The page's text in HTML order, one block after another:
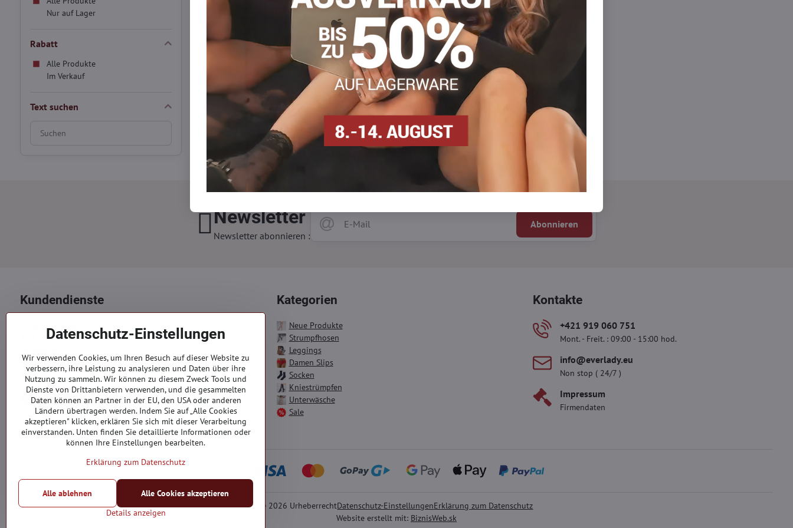
Lagernd
23,90 € Ansehen
Auf Bestellung
23,90 € Ansehen
Nur auf Lager
Rabatt
Alle Produkte
Im Verkauf
Text suchen
Suchfilterergebnisse
Newsletter
Newsletter abonnieren :
Abonnieren
Kundendienste
Reklamation
Kontakte
Bestellungen
Bestellstatus
Kategorien
Neue Produkte
Strumpfhosen
Leggings
Damen Slips
Socken
Kniestrümpfen
Unterwäsche
Sale
Kontakte
+421 919 060 751
Mont. - Freit. : 09:00 - 15:00 hod.
info​@everlady​.eu
Non stop ( 24/7 )
Impressum
Firmendaten
© 2026 UrheberrechtDatenschutz-EinstellungenErklärung zum Datenschutz
Website erstellt mit: BiznisWeb.sk
Datenschutz-Einstellungen
Wir verwenden Cookies, um Ihren Besuch auf dieser Website zu
verbessern, ihre Leistung zu analysieren und Daten über ihre
Nutzung zu sammeln. Wir können zu diesem Zweck Tools und
Dienste von Drittanbietern verwenden, und die gesammelten
Daten können an Partner in der EU, den USA oder anderen
Ländern übertragen werden. Indem Sie auf „Alle Cookies
akzeptieren" klicken, erklären Sie sich mit dieser Verarbeitung
einverstanden. Unten finden Sie detaillierte Informationen oder
können Ihre Einstellungen bearbeiten.
Erklärung zum Datenschutz
Details anzeigen
Alle Cookies akzeptieren
Alle ablehnen